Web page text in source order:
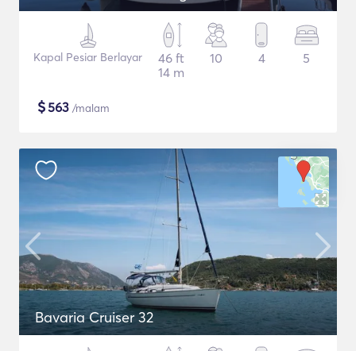
Kapal Pesiar Berlayar
46 ft
14 m
10 4 5
$563 /malam
Bavaria Cruiser 32